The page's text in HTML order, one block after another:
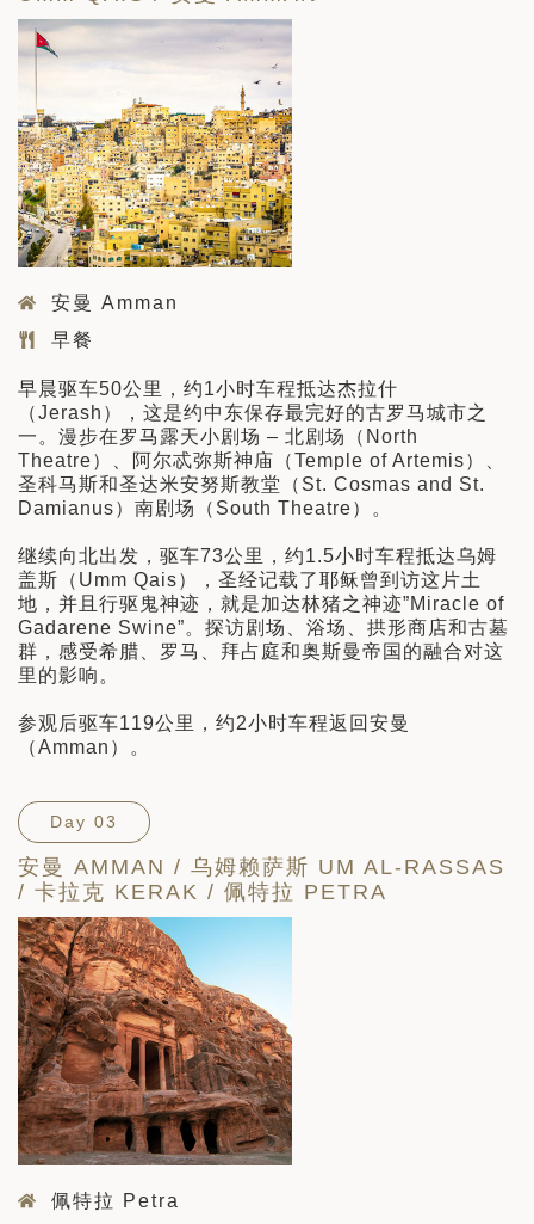
安曼 Amman
早餐
早晨驱车50公里，约1小时车程抵达杰拉什
（Jerash），这是约中东保存最完好的古罗马城市之
一。漫步在罗马露天小剧场 – 北剧场（North
Theatre）、阿尔忒弥斯神庙（Temple of Artemis）、
圣科马斯和圣达米安努斯教堂（St. Cosmas and St.
Damianus）南剧场（South Theatre）。
继续向北出发，驱车73公里，约1.5小时车程抵达乌姆
盖斯（Umm Qais），圣经记载了耶稣曾到访这片土
地，并且行驱鬼神迹，就是加达林猪之神迹”Miracle of
Gadarene Swine”。探访剧场、浴场、拱形商店和古墓
群，感受希腊、罗马、拜占庭和奥斯曼帝国的融合对这
里的影响。
参观后驱车119公里，约2小时车程返回安曼
（Amman）。
Day 03
安曼 AMMAN / 乌姆赖萨斯 UM AL-RASSAS
/ 卡拉克 KERAK / 佩特拉 PETRA
佩特拉 Petra